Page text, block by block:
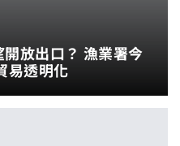
放出口？ 漁業署今
透明化